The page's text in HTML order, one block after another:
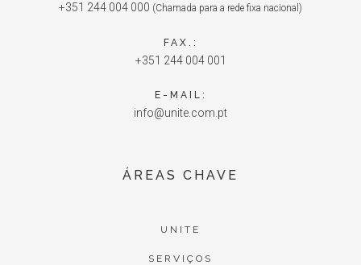
+351 244 004 000 (Chamada para a rede fixa nacional)
FAX.:
+351 244 004 001
E-MAIL:
info@unite.com.pt
ÁREAS CHAVE
UNITE
SERVIÇOS